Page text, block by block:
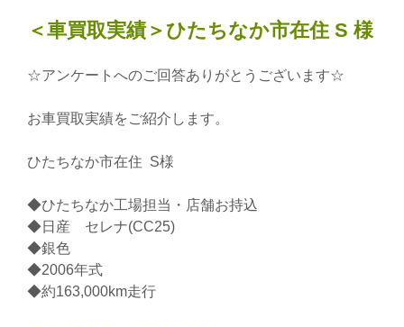
＜車買取実績＞ひたちなか市在住 S 様
☆アンケートへのご回答ありがとうございます☆
お車買取実績をご紹介します。
ひたちなか市在住 S様
◆ひたちなか工場担当・店舗お持込
◆日産 セレナ(CC25)
◆銀色
◆2006年式
◆約163,000km走行